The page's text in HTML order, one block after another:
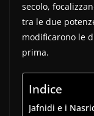
secolo,
tra le due
modificarono le
prima.
Indice
Jafnidi e i